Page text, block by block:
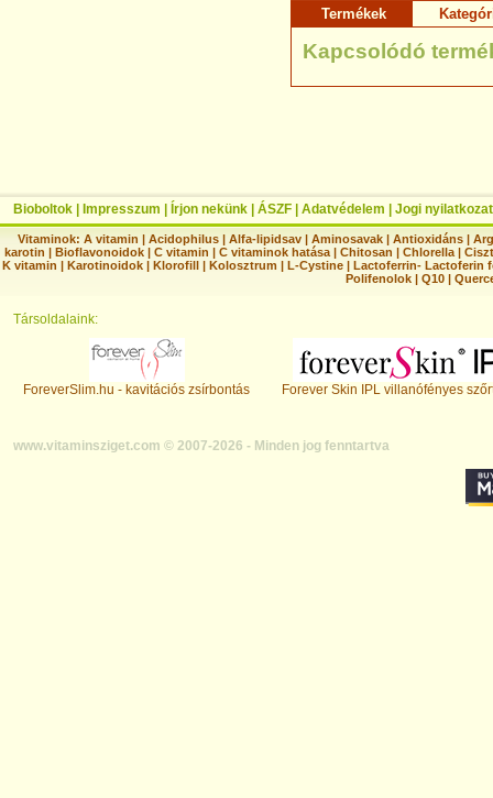
Termékek
Kapcsolódó
Bioboltok Impresszum Írjon nekünk ÁSZF Adatvédelem Jogi nyilatkozat
Vitaminok: A vitamin |Acidophilus |Alfa-lipidsav |Aminosavak |Antioxidáns |
karotin | Bioflavonoidok | C vitamin | C vitaminok hatása | Chitosan | Chlorella |
K vitamin | Karotinoidok | Klorofill | Kolosztrum | L-Cystine | Lactoferrin- Lactoferin
Polifenolok |Q10 |
Társoldalaink:
ForeverSlim.hu - kavitációs zsírbontás Forever Skin IPL villanófényes
www.vitaminsziget.com © 2007-2026 - Minden jog fenntartva